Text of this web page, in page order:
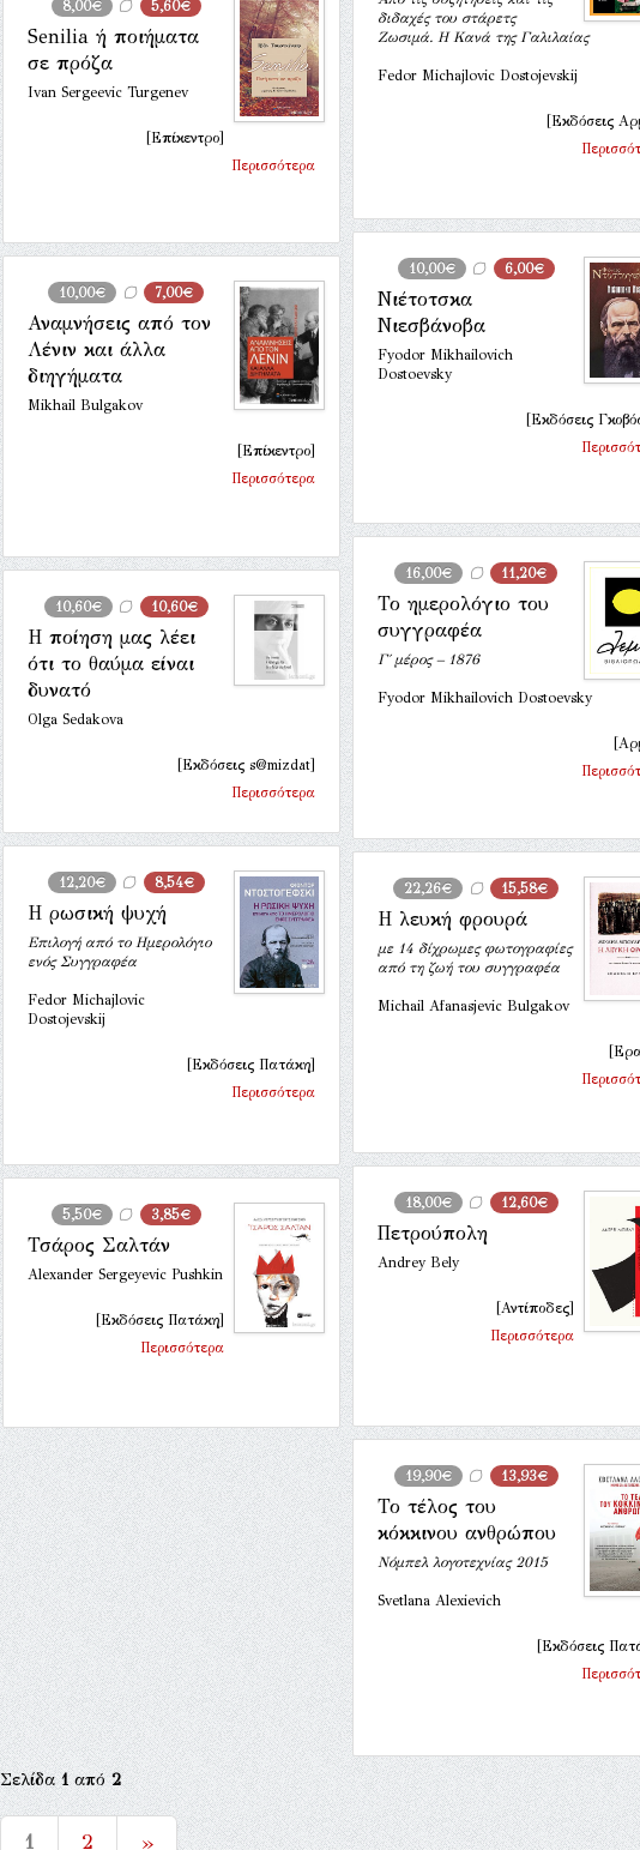
διδαχές του στάρετς
Ζωσιμά. Η Κανά της Γαλιλαίας
Fedor Michajlovic Dostojevskij
[Εκδόσεις
8,00€ 5,60€
Senilia ή ποιήματα
σε πρόζα
Ivan Sergeevic Turgenev
[Επίκεντρο]
Περισσότερα
10,00€ 6,00€
Νιέτοτσκα
Νιεσβάνοβα
Fyodor Mikhailovich
Dostoevsky
[Εκδόσεις
10,00€ 7,00€
Αναμνήσεις από τον
Λένιν και άλλα
διηγήματα
Mikhail Bulgakov
[Επίκεντρο]
Περισσότερα
16,00€ 11,20€
Το ημερολόγιο του
συγγραφέα
Γ΄ μέρος – 1876
Fyodor Mikhailovich Dostoevsky
10,60€ 10,60€
Η ποίηση μας λέει
ότι το θαύμα είναι
δυνατό
Olga Sedakova
[Εκδόσεις s@mizdat]
Περισσότερα
12,20€ 8,54€
Η ρωσική ψυχή
Επιλογή από το Ημερολόγιο
ενός Συγγραφέα
Fedor Michajlovic
Dostojevskij
[Εκδόσεις Πατάκη]
Περισσότερα
22,26€ 15,58€
Η λευκή φρουρά
με 14 δίχρωμες φωτογραφίες
από τη ζωή του συγγραφέα
Michail Afanasjevic Bulgakov
18,00€ 12,60€
Πετρούπολη
Andrey Bely
[Αντίποδες]
Περισσότερα
5,50€ 3,85€
Τσάρος Σαλτάν
Alexander Sergeyevic Pushkin
[Εκδόσεις Πατάκη]
Περισσότερα
19,90€ 13,93€
Το τέλος του
κόκκινου ανθρώπου
Νόμπελ λογοτεχνίας 2015
Svetlana Alexievich
[Εκδόσεις
Σελίδα1από2
1 2 »